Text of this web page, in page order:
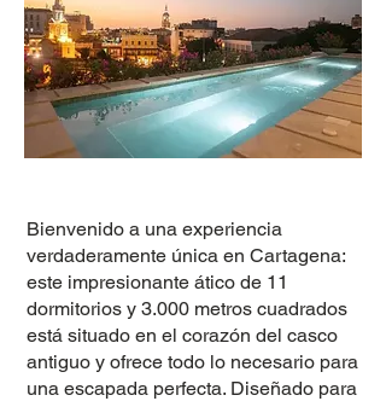
Bienvenido a una experiencia
verdaderamente única en Cartagena:
este impresionante ático de 11
dormitorios y 3.000 metros cuadrados
está situado en el corazón del casco
antiguo y ofrece todo lo necesario para
una escapada perfecta. Diseñado para